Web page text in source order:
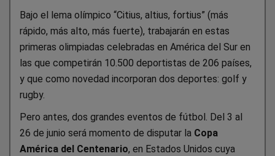
Bajo el lema olímpico “Citius, altius, fortius” (más
rápido, más alto, más fuerte), trabajarán en estas
primeras olimpiadas celebradas en América del Sur en
las que competirán 10.500 deportistas de 206 países,
y que como novedad incorporan dos deportes: golf y
rugby.
Pero antes, dos grandes eventos de fútbol. Del 3 al
26 de junio será momento de disputar la Copa
América del Centenario, en Estados Unidos cuya